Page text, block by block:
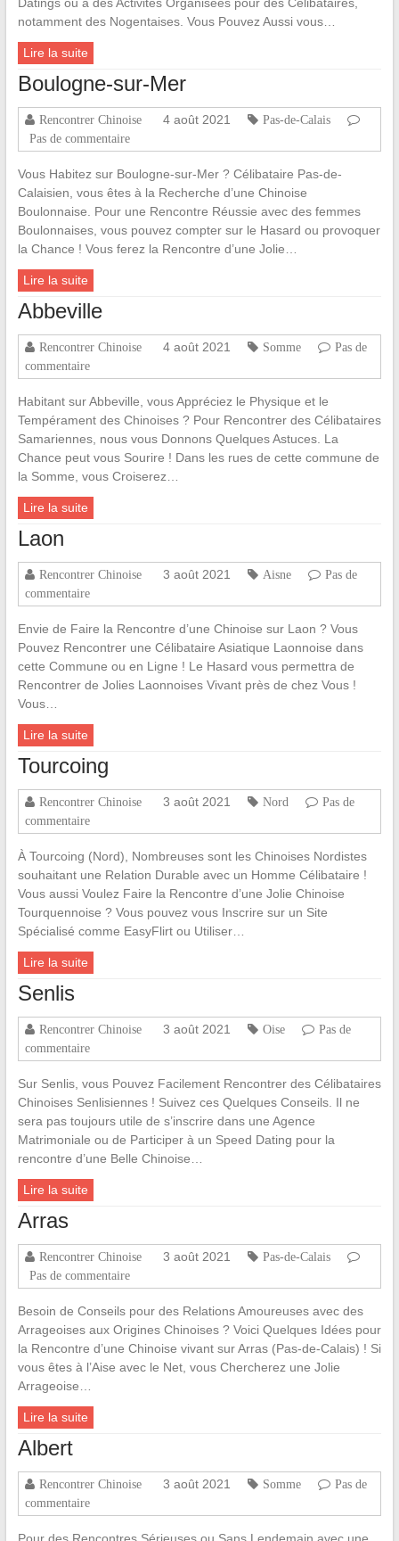
notamment des Nogentaises. Vous Pouvez Aussi vous…
Lire la suite
Boulogne-sur-Mer
Rencontrer Chinoise 4 août 2021
Pas-de-Calais
Pas de commentaire
Vous Habitez sur Boulogne-sur-Mer ? Célibataire Pas-de-
Calaisien, vous êtes à la Recherche d’une Chinoise
Boulonnaise. Pour une Rencontre Réussie avec des femmes
Boulonnaises, vous pouvez compter sur le Hasard ou provoquer
la Chance ! Vous ferez la Rencontre d’une Jolie…
Lire la suite
Abbeville
Rencontrer Chinoise 4 août 2021 Somme
Pas de
commentaire
Habitant sur Abbeville, vous Appréciez le Physique et le
Tempérament des Chinoises ? Pour Rencontrer des Célibataires
Samariennes, nous vous Donnons Quelques Astuces. La
Chance peut vous Sourire ! Dans les rues de cette commune de
la Somme, vous Croiserez…
Lire la suite
Laon
Rencontrer Chinoise 3 août 2021 Aisne
Pas de
commentaire
Envie de Faire la Rencontre d’une Chinoise sur Laon ? Vous
Pouvez Rencontrer une Célibataire Asiatique Laonnoise dans
cette Commune ou en Ligne ! Le Hasard vous permettra de
Rencontrer de Jolies Laonnoises Vivant près de chez Vous !
Vous…
Lire la suite
Tourcoing
Rencontrer Chinoise 3 août 2021 Nord
Pas de
commentaire
À Tourcoing (Nord), Nombreuses sont les Chinoises Nordistes
souhaitant une Relation Durable avec un Homme Célibataire !
Vous aussi Voulez Faire la Rencontre d’une Jolie Chinoise
Tourquennoise ? Vous pouvez vous Inscrire sur un Site
Spécialisé comme EasyFlirt ou Utiliser…
Lire la suite
Senlis
Rencontrer Chinoise 3 août 2021 Oise
Pas de
commentaire
Sur Senlis, vous Pouvez Facilement Rencontrer des Célibataires
Chinoises Senlisiennes ! Suivez ces Quelques Conseils. Il ne
sera pas toujours utile de s’inscrire dans une Agence
Matrimoniale ou de Participer à un Speed Dating pour la
rencontre d’une Belle Chinoise…
Lire la suite
Arras
Rencontrer Chinoise 3 août 2021
Pas-de-Calais
Pas de commentaire
Besoin de Conseils pour des Relations Amoureuses avec des
Arrageoises aux Origines Chinoises ? Voici Quelques Idées pour
la Rencontre d’une Chinoise vivant sur Arras (Pas-de-Calais) ! Si
vous êtes à l’Aise avec le Net, vous Chercherez une Jolie
Arrageoise…
Lire la suite
Albert
Rencontrer Chinoise 3 août 2021 Somme
Pas de
commentaire